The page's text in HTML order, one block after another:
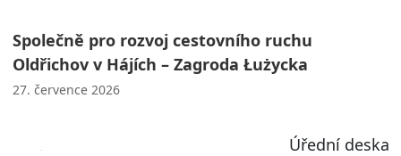
Společně pro rozvoj cestovního ruchu
Oldřichov v Hájích – Zagroda Łużycka
27. července 2026
Úřední deska